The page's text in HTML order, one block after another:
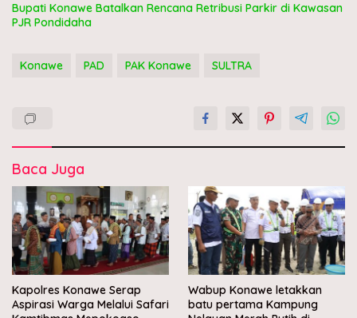
Bupati Konawe Batalkan Rencana Retribusi Parkir di Kawasan
PJR Pondidaha
Konawe PAD PAK Konawe SULTRA
Baca Juga
Kapolres Konawe Serap
Aspirasi Warga Melalui Safari
Wabup Konawe letakkan
batu pertama Kampung